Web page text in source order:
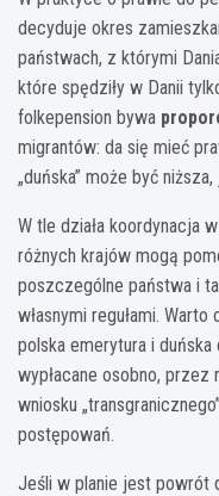
decyduje okres
państwach, z którymi
które spędziły w Danii
folkepension bywa
migrantów: da się mieć
„duńska” może być
W tle działa koordynacja
różnych krajów mogą
poszczególne państwa i
własnymi regułami.
polska emerytura i
wypłacane osobno,
wniosku
postępowań.
Jeśli w planie jest powrót